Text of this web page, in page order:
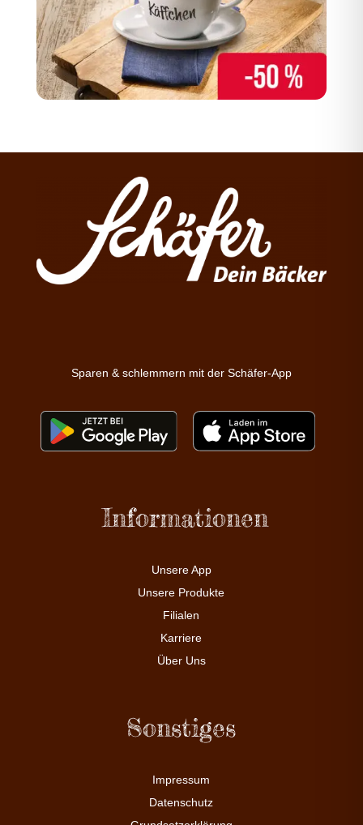
Sparen & schlemmern mit der Schäfer-App
Informationen
Unsere App
Unsere Produkte
Filialen
Karriere
Über Uns
Sonstiges
Impressum
Datenschutz